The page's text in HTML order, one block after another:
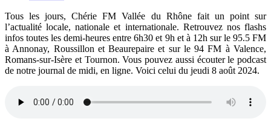
Tous les jours, Chérie FM Vallée du Rhône fait un point sur
l’actualité locale, nationale et internationale. Retrouvez nos flashs
infos toutes les demi-heures entre 6h30 et 9h et à 12h sur le 95.5 FM
à Annonay, Roussillon et Beaurepaire et sur le 94 FM à Valence,
Romans-sur-Isère et Tournon. Vous pouvez aussi écouter le podcast
de notre journal de midi, en ligne. Voici celui du jeudi 8 août 2024.